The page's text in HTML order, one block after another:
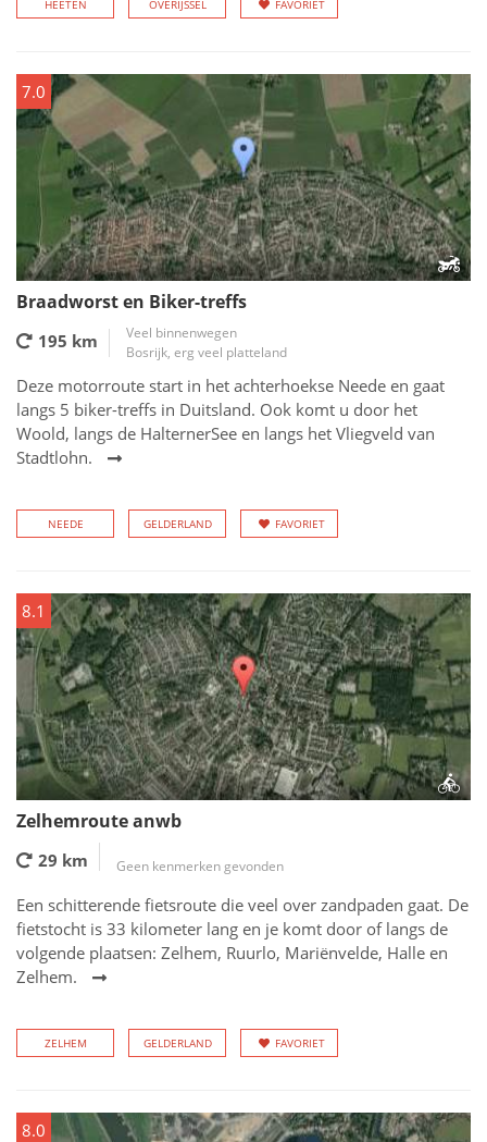
HEETEN OVERIJSSEL FAVORIET
7.0
Braadworst en Biker-treffs
195 km
Veel binnenwegen
Bosrijk, erg veel platteland
Deze motorroute start in het achterhoekse Neede en gaat
langs 5 biker-treffs in Duitsland. Ook komt u door het
Woold, langs de HalternerSee en langs het Vliegveld van
Stadtlohn.
NEEDE GELDERLAND FAVORIET
8.1
Zelhemroute anwb
29 km Geen kenmerken gevonden
Een schitterende fietsroute die veel over zandpaden gaat. De
fietstocht is 33 kilometer lang en je komt door of langs de
volgende plaatsen: Zelhem, Ruurlo, Mariënvelde, Halle en
Zelhem.
ZELHEM GELDERLAND FAVORIET
8.0